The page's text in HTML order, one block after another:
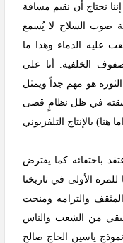
نحتاج أن نقيم مسافة
صوت السلاح لا يُسمع
عليه الدماء وهذا ما
الخلفية. أنا على
هو مهم جداً ويمثل
سبقته في ظل نظامٍ قضى
بالإنتاج التلفزيوني
باختفائه كما يفترض
الأولى في تاريخنا
والتزامه ومنحت
من الشعب والناس
ياسين الحاج صالح